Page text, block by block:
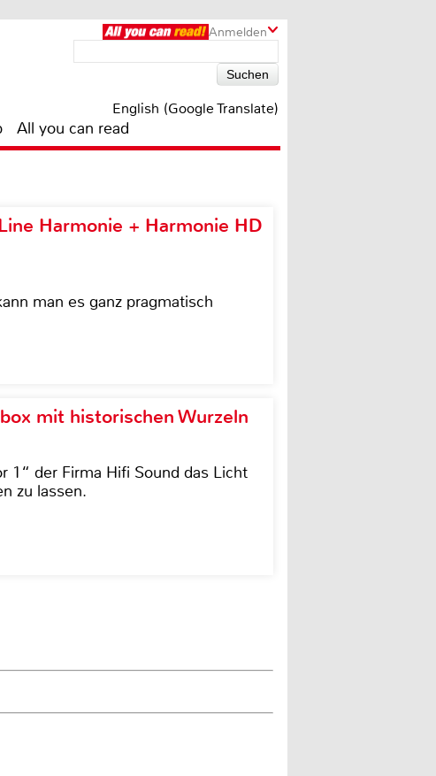
Anmelden
English (Google Translate)
All you can read
Harmonie + Harmonie HD
man es ganz pragmatisch
mit historischen Wurzeln
1“ der Firma Hifi Sound das Licht
zu lassen.